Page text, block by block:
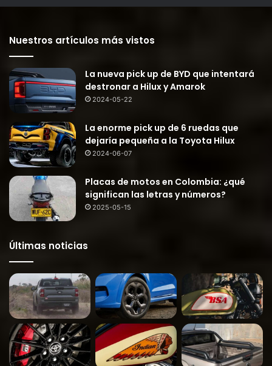
Nuestros artículos más vistos
La nueva pick up de BYD que intentará
destronar a Hilux y Amarok
2024-05-22
La enorme pick up de 6 ruedas que
dejaría pequeña a la Toyota Hilux
2024-06-07
Placas de motos en Colombia: ¿qué
significan las letras y números?
2025-05-15
Últimas noticias